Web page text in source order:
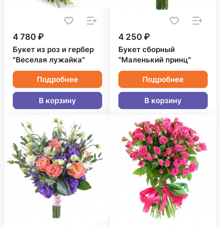
4 780 ₽
Букет из роз и гербер
"Веселая лужайка"
Подробнее
В корзину
4 250 ₽
Букет сборный
"Маленький принц"
Подробнее
В корзину